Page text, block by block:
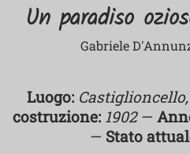
Un paradiso
Gabriele
Luogo:
costruzione: 1902—
— Stato